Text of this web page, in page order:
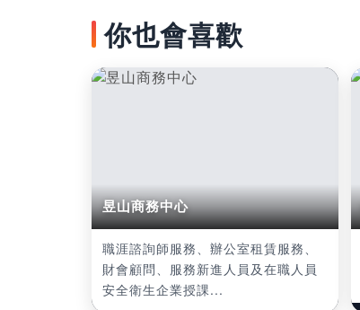
你也會喜歡
昱山商務中心
職涯諮詢師服務、辦公室租賃服務、
財會顧問、服務新進人員及在職人員
安全衛生企業授課...